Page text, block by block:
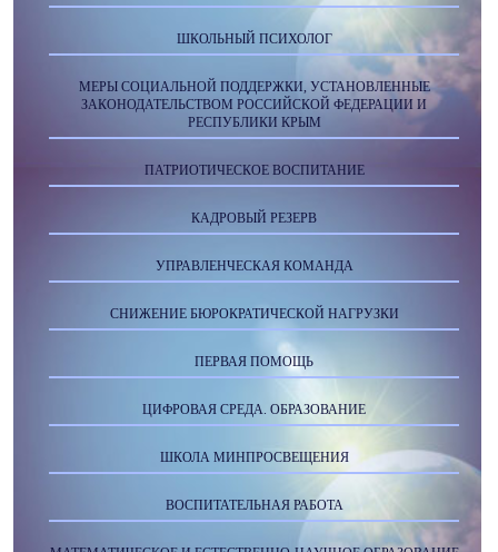
ШКОЛЬНЫЙ ПСИХОЛОГ
МЕРЫ СОЦИАЛЬНОЙ ПОДДЕРЖКИ, УСТАНОВЛЕННЫЕ
ЗАКОНОДАТЕЛЬСТВОМ РОССИЙСКОЙ ФЕДЕРАЦИИ И
РЕСПУБЛИКИ КРЫМ
ПАТРИОТИЧЕСКОЕ ВОСПИТАНИЕ
КАДРОВЫЙ РЕЗЕРВ
УПРАВЛЕНЧЕСКАЯ КОМАНДА
СНИЖЕНИЕ БЮРОКРАТИЧЕСКОЙ НАГРУЗКИ
ПЕРВАЯ ПОМОЩЬ
ЦИФРОВАЯ СРЕДА. ОБРАЗОВАНИЕ
ШКОЛА МИНПРОСВЕЩЕНИЯ
ВОСПИТАТЕЛЬНАЯ РАБОТА